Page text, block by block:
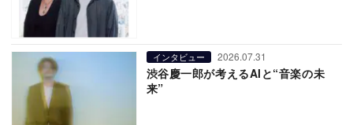
インタビュー 2026.07.31
渋谷慶一郎が考えるAIと“音楽の未
来”